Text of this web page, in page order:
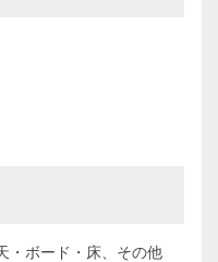
・ボード・床、その他